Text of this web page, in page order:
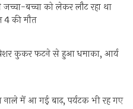
जच्चा-बच्चा को लेकर लौट रहा था
4 की मौत
प्रेशर कुकर फटने से हुआ धमाका, आर्य
नाले में आ गई बाढ़, पर्यटक भी रह गए